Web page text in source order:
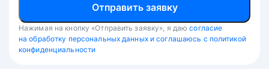
Отправить заявку
Нажимая на кнопку «Отправить заявку», я даю согласие
на обработку персональных данных и соглашаюсь с политикой
конфиденциальности